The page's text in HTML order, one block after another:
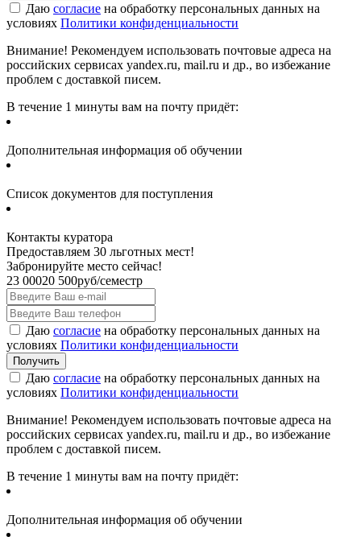
Даю согласие на обработку персональных данных на
условиях Политики конфиденциальности
Внимание! Рекомендуем использовать почтовые адреса на
российских сервисах yandex.ru, mail.ru и др., во избежание
проблем с доставкой писем.
В течение 1 минуты вам на почту придёт:
Дополнительная информация об обучении
Список документов для поступления
Контакты куратора
Предоставляем 30 льготных мест!
Забронируйте место сейчас!
23 00020 500руб/семестр
Даю согласие на обработку персональных данных на
условиях Политики конфиденциальности
Даю согласие на обработку персональных данных на
условиях Политики конфиденциальности
Внимание! Рекомендуем использовать почтовые адреса на
российских сервисах yandex.ru, mail.ru и др., во избежание
проблем с доставкой писем.
В течение 1 минуты вам на почту придёт:
Дополнительная информация об обучении